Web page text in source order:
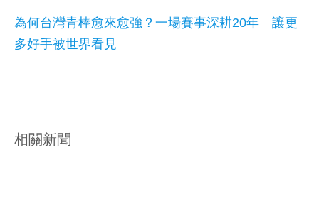
為何台灣青棒愈來愈強？一場賽事深耕20年 讓更
多好手被世界看見
相關新聞